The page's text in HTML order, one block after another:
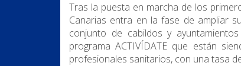
Tras la puesta en marcha de los
Canarias entra en la fase de ampliar
conjunto de cabildos y
programa ACTIVÍDATE que están
profesionales sanitarios, con una tasa